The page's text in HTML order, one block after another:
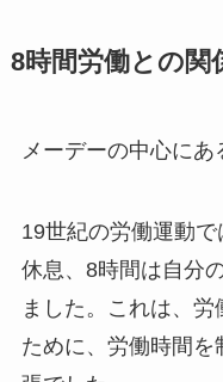
8時間労働との関
メーデーの中心にあ
19世紀の労働運動
休息、8時間は自分
ました。これは、
ために、労働時間